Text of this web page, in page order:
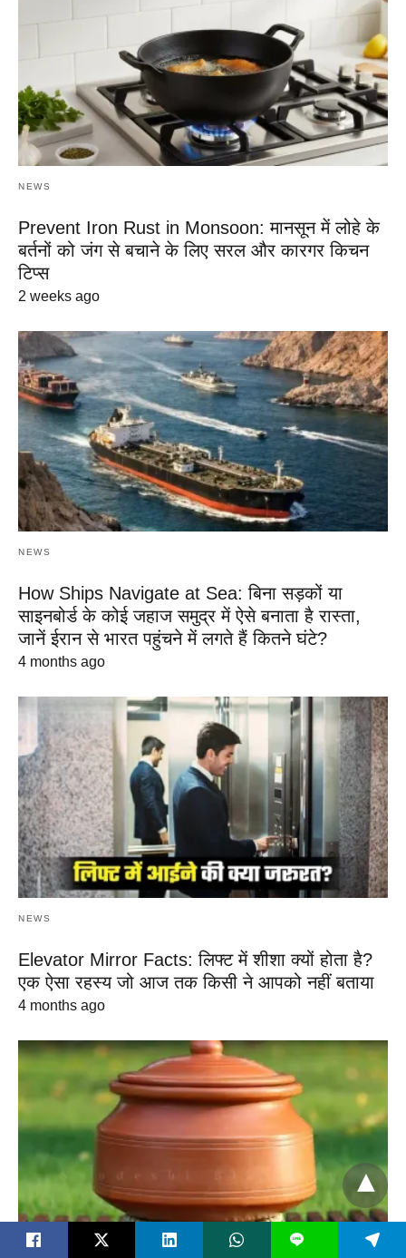
NEWS
Prevent Iron Rust in Monsoon: मानसून में लोहे के
बर्तनों को जंग से बचाने के लिए सरल और कारगर किचन
टिप्स
2 weeks ago
NEWS
How Ships Navigate at Sea: बिना सड़कों या
साइनबोर्ड के कोई जहाज समुद्र में ऐसे बनाता है रास्ता,
जानें ईरान से भारत पहुंचने में लगते हैं कितने घंटे?
4 months ago
NEWS
Elevator Mirror Facts: लिफ्ट में शीशा क्यों होता है?
एक ऐसा रहस्य जो आज तक किसी ने आपको नहीं बताया
4 months ago
L